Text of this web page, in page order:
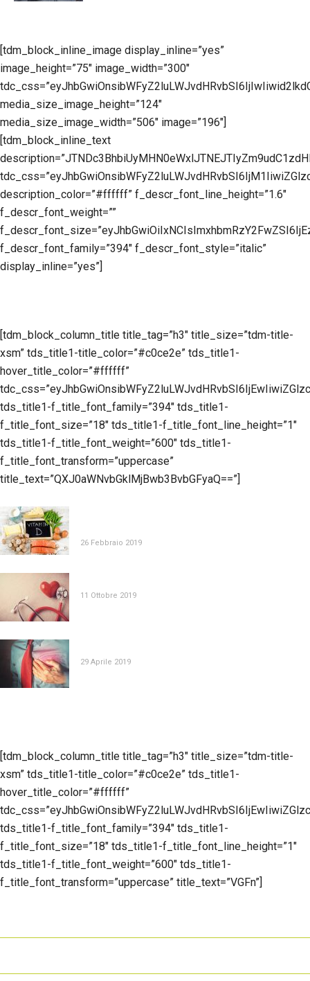
[tdm_block_inline_image display_inline=”yes”
image_height=”75″ image_width=”300″
media_size_image_height=”124″
media_size_image_width=”506″ image=”196″]
[tdm_block_inline_text
description_color=”#ffffff” f_descr_font_line_height=”1.6″
f_descr_font_weight=””
f_descr_font_family=”394″ f_descr_font_style=”italic”
display_inline=”yes”]
[tdm_block_column_title title_tag=”h3″ title_size=”tdm-title-
xsm” tds_title1-title_color=”#c0ce2e” tds_title1-
hover_title_color=”#ffffff”
tds_title1-f_title_font_family=”394″ tds_title1-
f_title_font_size=”18″ tds_title1-f_title_font_line_height=”1″
tds_title1-f_title_font_weight=”600″ tds_title1-
f_title_font_transform=”uppercase”
title_text=”QXJ0aWNvbGklMjBwb3BvbGFyaQ==”]
26 Febbraio 2019
11 Ottobre 2019
29 Aprile 2019
[tdm_block_column_title title_tag=”h3″ title_size=”tdm-title-
xsm” tds_title1-title_color=”#c0ce2e” tds_title1-
hover_title_color=”#ffffff”
tds_title1-f_title_font_family=”394″ tds_title1-
f_title_font_size=”18″ tds_title1-f_title_font_line_height=”1″
tds_title1-f_title_font_weight=”600″ tds_title1-
f_title_font_transform=”uppercase” title_text=”VGFn”]